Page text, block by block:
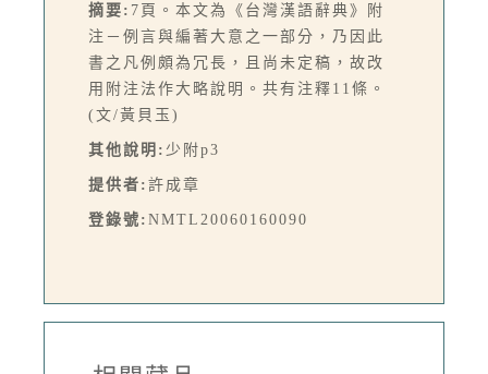
摘要: 7頁。本文為《台灣漢語辭典》附
注－例言與編著大意之一部分，乃因此
書之凡例頗為冗長，且尚未定稿，故改
用附注法作大略說明。共有注釋11條。
(文/黃貝玉)
其他說明: 少附p3
提供者: 許成章
登錄號: NMTL20060160090